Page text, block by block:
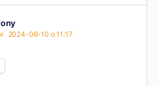
2024-06-10 o 11:17